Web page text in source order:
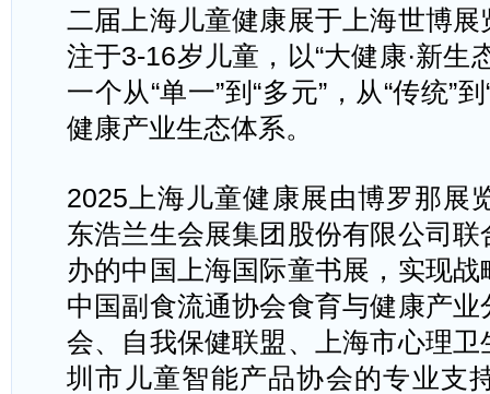
二届上海儿童健康展于上海世博
注于3-16岁儿童，以“大健康·新生
一个从“单一”到“多元”，从“传统”
健康产业生态体系。
2025上海儿童健康展由博罗那展
东浩兰生会展集团股份有限公司
办的中国上海国际童书展，实现
中国副食流通协会食育与健康产
会、自我保健联盟、上海市心理
圳市儿童智能产品协会的专业支